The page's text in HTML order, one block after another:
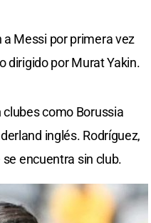
Messi por primera vez
dirigido por Murat Yakin.
como Borussia
inglés. Rodríguez,
encuentra sin club.